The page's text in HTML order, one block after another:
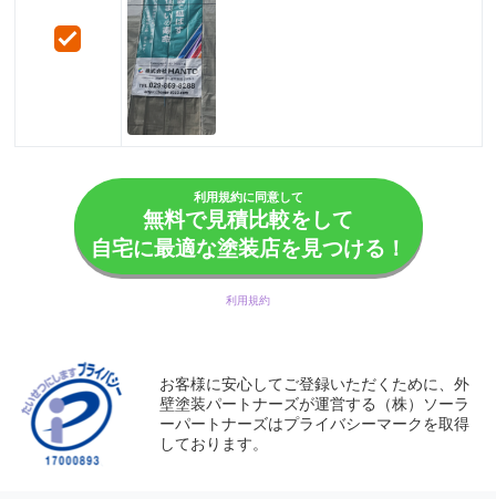
利用規約に同意して
無料で見積比較をして
自宅に最適な塗装店を見つける！
利用規約
お客様に安心してご登録いただくために、外
壁塗装パートナーズが運営する（株）ソーラ
ーパートナーズはプライバシーマークを取得
しております。